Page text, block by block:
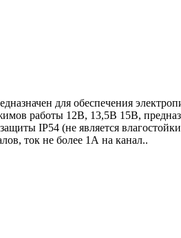
для обеспечения
работы 12В, 13,5В 15В,
IP54 (не является
ток не более 1А на канал..